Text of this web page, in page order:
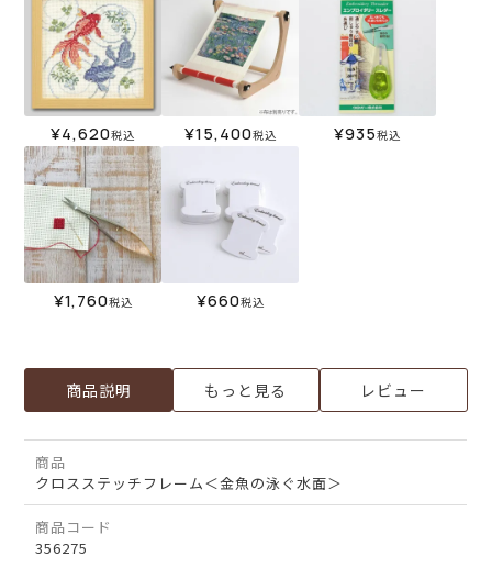
¥4,620税込 ¥15,400税込 ¥935税込
¥1,760税込 ¥660税込
商品説明 もっと見る レビュー
商品
クロスステッチフレーム＜金魚の泳ぐ水面＞
商品コード
356275